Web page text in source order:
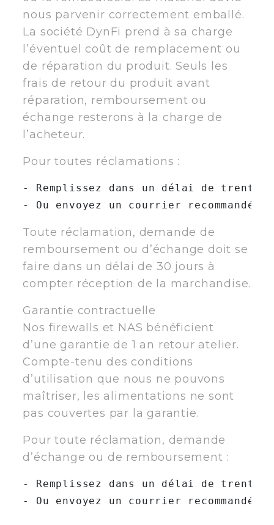
nous parvenir correctement emballé.
La société DynFi prend à sa charge
l’éventuel coût de remplacement ou
de réparation du produit. Seuls les
frais de retour du produit avant
réparation, remboursement ou
échange resterons à la charge de
l’acheteur.
Pour toutes réclamations :
- Remplissez dans un délai de
Toute réclamation, demande de
remboursement ou d’échange doit se
faire dans un délai de 30 jours à
compter réception de la marchandise.
Garantie contractuelle
Nos firewalls et NAS bénéficient
d’une garantie de 1 an retour atelier.
Compte-tenu des conditions
d’utilisation que nous ne pouvons
maîtriser, les alimentations ne sont
pas couvertes par la garantie.
Pour toute réclamation, demande
d’échange ou de remboursement :
- Remplissez dans un délai de
- Ou envoyez un courrier recommandé